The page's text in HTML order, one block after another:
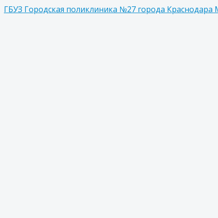
ГБУЗ Городская поликлиника №27 города Краснодара